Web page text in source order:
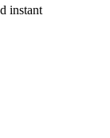
instant